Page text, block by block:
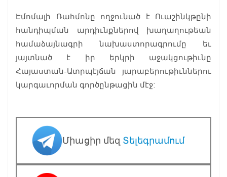
Էմոմալի Ռահմոնը ողջունած է Ուաշինկթընի
հանդիպման արդիւնքներով խաղաղութեան
համաձայնագրի նախաստորագրումը եւ
յայտնած է իր երկրի աջակցութիւնը
Հայաստան-Ատրպէյճան յարաբերութիւններու
կարգաւորման գործընթացին մէջ:
Միացիր մեզ Տելեգրամում